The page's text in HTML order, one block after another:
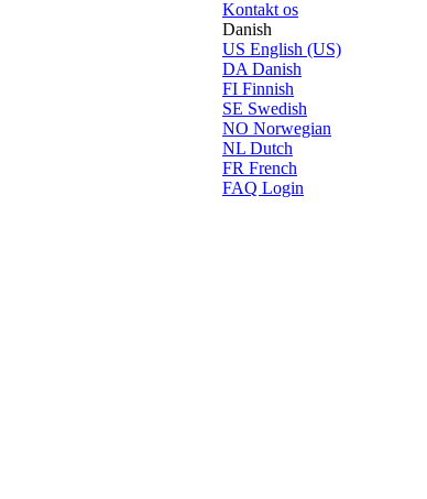
Kontakt os
Danish
US English (US)
DA Danish
FI Finnish
SE Swedish
NO Norwegian
NL Dutch
FR French
FAQ Login